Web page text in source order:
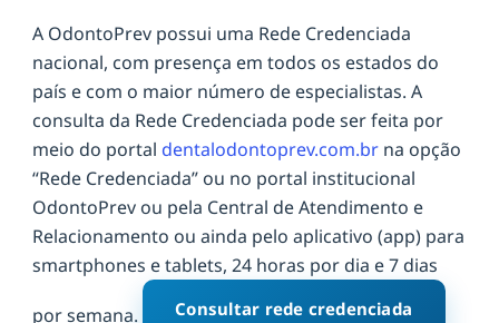
A OdontoPrev possui uma Rede Credenciada
nacional, com presença em todos os estados do
país e com o maior número de especialistas. A
consulta da Rede Credenciada pode ser feita por
meio do portal dentalodontoprev.com.br na opção
“Rede Credenciada” ou no portal institucional
OdontoPrev ou pela Central de Atendimento e
Relacionamento ou ainda pelo aplicativo (app) para
smartphones e tablets, 24 horas por dia e 7 dias
por semana. Consultar rede credenciada